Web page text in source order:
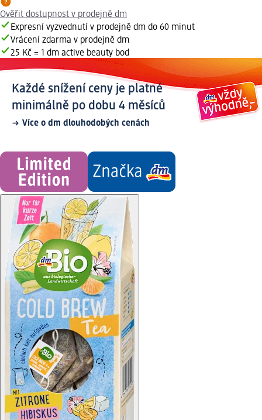
Ověřit dostupnost v prodejně dm
Expresní vyzvednutí v prodejně dm do 60 minut
Vrácení zdarma v prodejně dm
25 Kč = 1 dm active beauty bod
Každé snížení ceny je platné
minimálně po dobu 4 měsíců
Více o dm dlouhodobých cenách